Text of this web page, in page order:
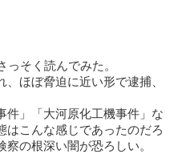
そく読んでみた。
ほぼ脅迫に近い形で逮捕、
件」「大河原化工機事件」な
はこんな感じであったのだろ
の根深い闇が恐ろしい。